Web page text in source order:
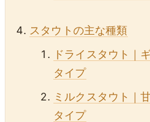
スタウトの主な種類
ドライスタウト｜
タイプ
ミルクスタウト｜
タイプ